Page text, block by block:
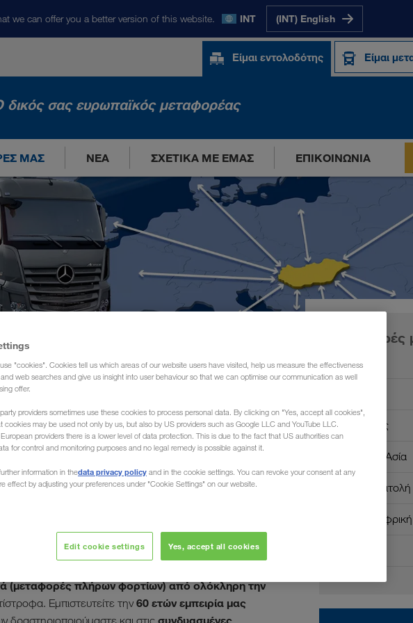
we can offer you a better version of this website. INT (INT) English
Είμαι εντολοδότης Είμαι
δικός σας ευρωπαϊκός μεταφορέας
ΜΑΣ ΝΈΑ ΣΧΕΤΙΚΆ ΜΕ ΕΜΆΣ ΕΠΙΚΟΙΝΩΝΊΑ
Ουγγαρία (Γραφείο μεταφορών)
και προς την
στο λεκανοπέδιο της Παννονίας. Είτε σε
LKW WALTER, ο μεταφορέας σας για την
(μεταφορές πλήρων φορτίων) από ολόκληρη την
Εμπιστευτείτε την 60 ετών εμπειρία μας
συνδυασμένες
Οι αγορές
Ευρώπη
Καύκασος
Κεντρική Ασία
Μέση Ανατολή
Βόρεια Αφρική
"cookies". Cookies tell us which areas of our website users have visited, help us measure the effectiveness
web searches and give us insight into user behaviour so that we can optimise our communication as well
offer.
providers sometimes use these cookies to process personal data. By clicking on "Yes, accept all cookies",
cookies may be used not only by us, but also by US providers such as Google LLC and YouTube LLC.
providers there is a lower level of data protection. This is due to the fact that US authorities can
for control and monitoring purposes and no legal remedy is possible against it.
information in thedata privacy policy and in the cookie settings. You can revoke your consent at any
effect by adjusting your preferences under "Cookie Settings" on our website.
Edit cookie settings Yes, accept all cookies